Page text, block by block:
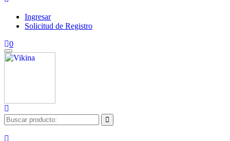
Ingresar
Solicitud de Registro
0